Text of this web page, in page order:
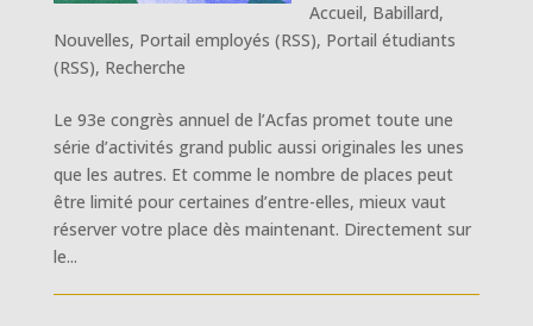
Accueil, Babillard,
Nouvelles, Portail employés (RSS), Portail étudiants
(RSS), Recherche
Le 93e congrès annuel de l’Acfas promet toute une
série d’activités grand public aussi originales les unes
que les autres. Et comme le nombre de places peut
être limité pour certaines d’entre-elles, mieux vaut
réserver votre place dès maintenant. Directement sur
le...